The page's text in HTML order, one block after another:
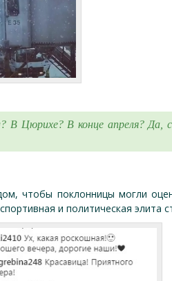
В Цюрихе? В конце апреля? Да,
чтобы поклонницы могли
и политическая элита